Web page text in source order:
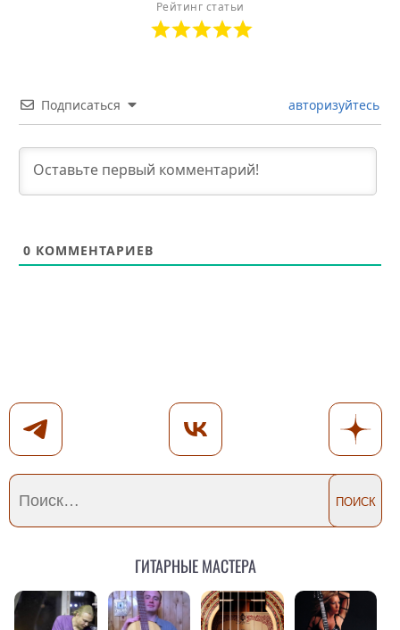
Рейтинг статьи
Подписаться авторизуйтесь
0 КОММЕНТАРИЕВ
Гитарные мастера